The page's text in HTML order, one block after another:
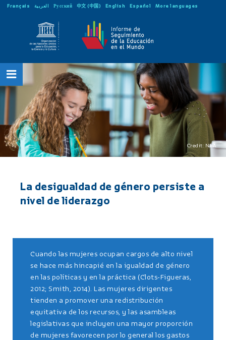
Français العربية Русский 中文 (中国) English Español More languages
Credit: NEA
La desigualdad de género persiste a
nivel de liderazgo
Cuando las mujeres ocupan cargos de alto nivel
se hace más hincapié en la igualdad de género
en las políticas y en la práctica (Clots-Figueras,
2012; Smith, 2014). Las mujeres dirigentes
tienden a promover una redistribución
equitativa de los recursos, y las asambleas
legislativas que incluyen una mayor proporción
de mujeres favorecen por lo general los gastos